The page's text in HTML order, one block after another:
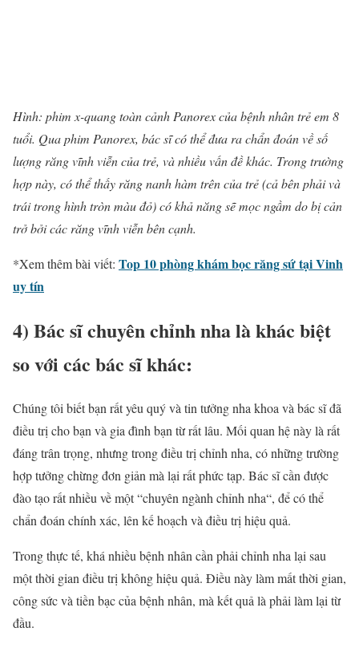
Hình: phim x-quang toàn cảnh Panorex của bệnh nhân trẻ em 8
tuổi. Qua phim Panorex, bác sĩ có thể đưa ra chẩn đoán về số
lượng răng vĩnh viễn của trẻ, và nhiều vấn đề khác. Trong trường
hợp này, có thể thấy răng nanh hàm trên của trẻ (cả bên phải và
trái trong hình tròn màu đỏ) có khả năng sẽ mọc ngầm do bị cản
trở bởi các răng vĩnh viễn bên cạnh.
*Xem thêm bài viết: Top 10 phòng khám bọc răng sứ tại Vinh
uy tín
4) Bác sĩ chuyênchỉnh nhalà khác biệt
so với các bác sĩ khác:
Chúng tôi biết bạn rất yêu quý và tin tưởngnha khoa và bác sĩ đã
điều trị cho bạn và gia đình bạn từ rất lâu. Mối quan hệ này là rất
đáng trân trọng, nhưng trong điều trị chỉnh nha, có những trường
hợp tưởng chừng đơn giản mà lại rất phức tạp. Bác sĩ cần được
đào tạo rất nhiều về một “chuyên ngành chỉnh nha“, để có thể
chẩn đoán chính xác, lên kế hoạch và điều trị hiệu quả.
Trong thực tế, khá nhiều bệnh nhân cần phải chỉnh nha lại sau
một thời gian điều trị không hiệu quả. Điều này làm mất thời gian,
công sức và tiền bạc của bệnh nhân, mà kết quả là phải làm lại từ
đầu.